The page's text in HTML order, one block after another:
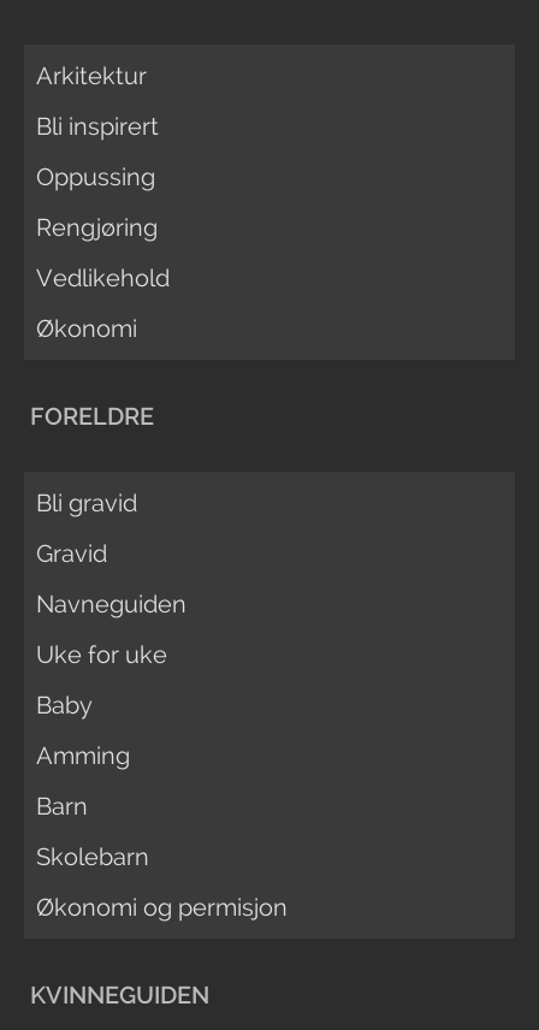
Arkitektur
Bli inspirert
Oppussing
Rengjøring
Vedlikehold
Økonomi
FORELDRE
Bli gravid
Gravid
Navneguiden
Uke for uke
Baby
Amming
Barn
Skolebarn
Økonomi og permisjon
KVINNEGUIDEN